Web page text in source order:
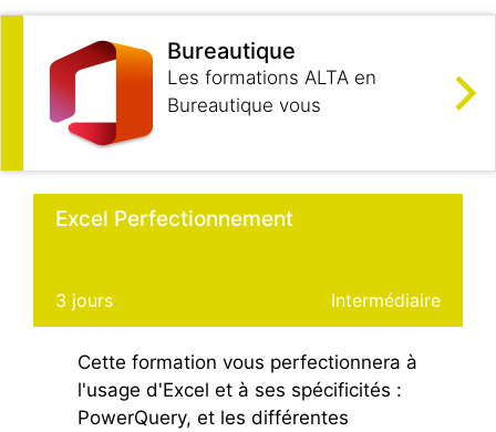
la plateforme AZURE dans le cadre de
contrat de services et qui doivent
assurer une continuité et une
disponibilité de services.
Bureautique
Les formations ALTA en
Bureautique vous
Word, PowerPoint, Outlook
Excel Perfectionnement
3 jours Intermédiaire
Cette formation vous perfectionnera à
l'usage d'Excel et à ses spécificités :
PowerQuery, et les différentes